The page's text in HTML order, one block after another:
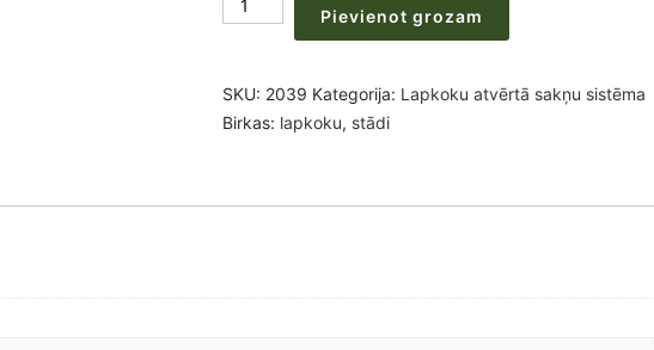
petrea/robur
30-
50-
Pievienot grozam
SKU: 2039 Kategorija: Lapkoku atvērtā sakņu sistēma
Birkas: lapkoku, stādi